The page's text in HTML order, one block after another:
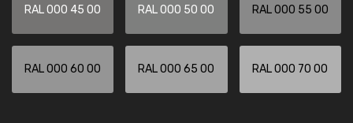
RAL 000 45 00 RAL 000 50 00 RAL 000 55 00
RAL 000 60 00 RAL 000 65 00 RAL 000 70 00